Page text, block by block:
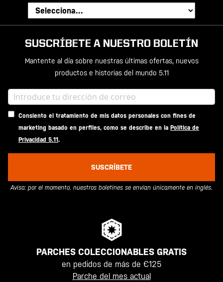
SUSCRÍBETE A NUESTRO BOLETÍN
Mantente al día sobre nuestras últimas ofertas, nuevos
productos e historias del mundo 5.11
Consiento el tratamiento de mis datos personales con fines de
marketing basado en perfiles, como se describe en la Política de
Privacidad 5.11.
SUSCRÍBETE
Aviso: por el momento, nuestros boletines se envían únicamente en inglés.
PARCHES COLECCIONABLES GRATIS
en pedidos de más de €125
Parche del mes actual